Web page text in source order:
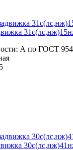
А по ГОСТ